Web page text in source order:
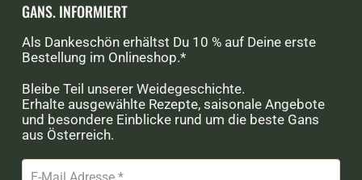
GANS. INFORMIERT
Als Dankeschön erhältst Du 10 % auf Deine erste
Bestellung im Onlineshop.*
Bleibe Teil unserer Weidegeschichte.
Erhalte ausgewählte Rezepte, saisonale Angebote
und besondere Einblicke rund um die beste Gans
aus Österreich.